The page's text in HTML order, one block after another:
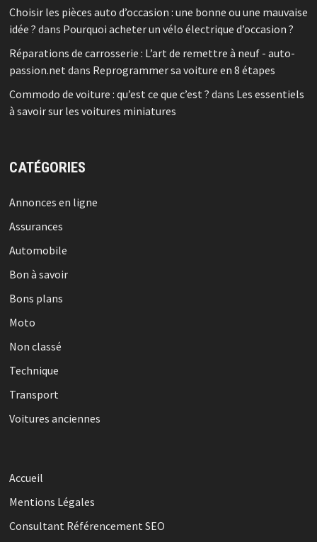
Choisir les pièces auto d’occasion : une bonne ou une mauvaise
idée ? dans Pourquoi acheter un vélo électrique d’occasion ?
Réparations de carrosserie : L’art de remettre à neuf - auto-
passion.net dans Reprogrammer sa voiture en 8 étapes
Commodo de voiture : qu’est ce que c’est ? dans Les essentiels
à savoir sur les voitures miniatures
CATÉGORIES
Annonces en ligne
Assurances
Automobile
Bon à savoir
Bons plans
Moto
Non classé
Technique
Transport
Voitures anciennes
Accueil
Mentions Légales
Consultant Référencement SEO